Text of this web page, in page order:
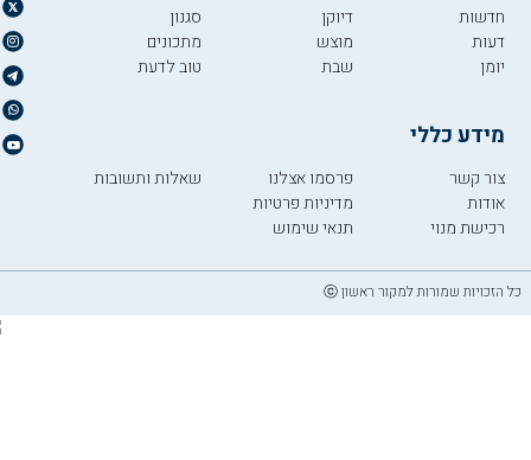
חדשות
דעות
יומן
דיוקן
מוצש
שבת
סגנון
מתכונים
טוב לדעת
מידע כללי
צור קשר
אודות
רכישת מנוי
פרסמו אצלנו
מדיניות פרטיות
תנאי שימוש
שאלות ותשובות
כל הזכויות שמורות למקור ראשון ⓒ